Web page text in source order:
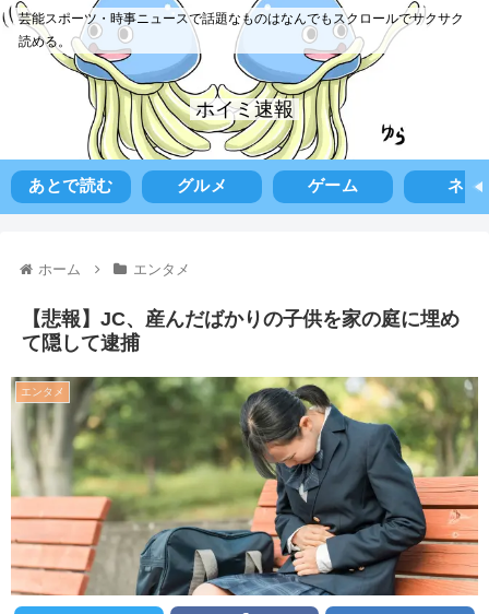
芸能スポーツ・時事ニュースで話題なものはなんでもスクロールでサクサク
読める。
ホイミ速報
あとで読む グルメ ゲーム ネタ
ホーム エンタメ
【悲報】JC、産んだばかりの子供を家の庭に埋め
て隠して逮捕
エンタメ